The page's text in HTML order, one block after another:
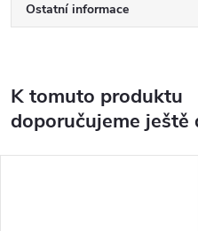
Ostatní informace
K tomuto produktu
doporučujeme ještě